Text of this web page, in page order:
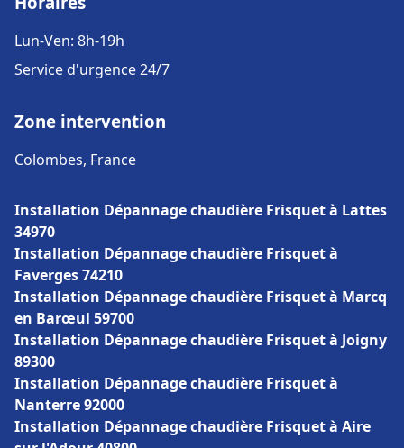
Lun-Ven: 8h-19h
Service d'urgence 24/7
Zone intervention
Colombes, France
Installation Dépannage chaudière Frisquet à Lattes
34970
Installation Dépannage chaudière Frisquet à
Faverges 74210
Installation Dépannage chaudière Frisquet à Marcq
en Barœul 59700
Installation Dépannage chaudière Frisquet à Joigny
89300
Installation Dépannage chaudière Frisquet à
Nanterre 92000
Installation Dépannage chaudière Frisquet à Aire